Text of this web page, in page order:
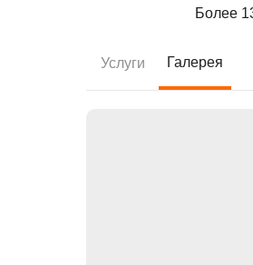
Более
Услуги Галерея